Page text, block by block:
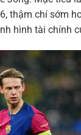
thậm chí sớm
hình tài chính